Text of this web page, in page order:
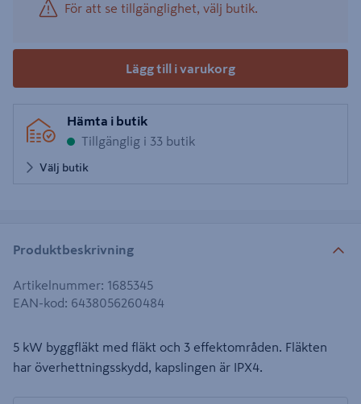
För att se tillgänglighet, välj butik.
Lägg till i varukorg
Hämta i butik
Tillgänglig i 33 butik
Välj butik
Produktbeskrivning
Artikelnummer: 1685345
EAN-kod: 6438056260484
5 kW byggfläkt med fläkt och 3 effektområden. Fläkten
har överhettningsskydd, kapslingen är IPX4.